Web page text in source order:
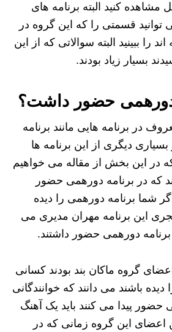
مشاهده کنید البته برنامه های
قسمتی را که این گروه در
را ببینید البته سوالاتی که از این
بسیار زیاد بودند.
دورهمی حضور داشت؟
در برنامه هایی مانند برنامه
دیگری از این برنامه ها
در این بخش از مقاله می خواهیم
که در برنامه دورهمی حضور
شما برنامه ‌دورهمی را دیده
این برنامه مهران مدیری می
برنامه دورهمی حضور داشتند.
گروه ماکان بند بودند کسانی
باشند می‌ دانند که خوانندگانی
حضور پیدا می‌ کنند باید یک آهنگ
اعضای این گروه زمانی که در